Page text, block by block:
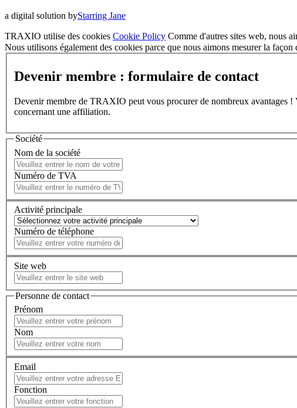
a digital solution byStarring Jane
TRAXIO utilise des cookies Cookie Policy Comme d'autres sites web, nous
Nous utilisons également des cookies parce que nous aimons mesurer la
Devenir membre : formulaire de contact
Devenir membre de TRAXIO peut vous procurer de nombreux avantages !
concernant une affiliation.
Société
Nom de la société
Numéro de TVA
Activité principale
Numéro de téléphone
Site web
Personne de contact
Prénom
Nom
Email
Fonction